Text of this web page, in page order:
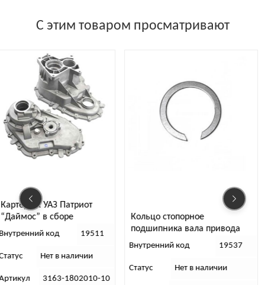
С этим товаром просматривают
РК УАЗ Патриот
в сборе
код 19511
Нет в наличии
3163-1802010-10
Кольцо стопорное
подшипника вала привода
переднего моста РК “Даймос”
Внутренний код 19537
Статус Нет в наличии